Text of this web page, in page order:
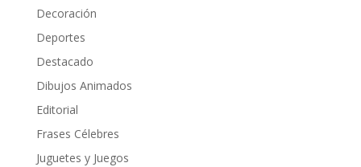
Decoración
Deportes
Destacado
Dibujos Animados
Editorial
Frases Célebres
Juguetes y Juegos